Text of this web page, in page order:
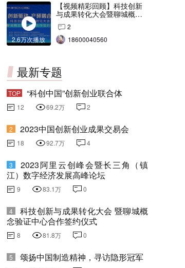
2.6万次播放
【视频精彩回顾】科技创新
与成果转化大会暨聊城概念
验证中心合作签约仪式
2
18600040560
最新专题
TOP “科创中国”创新创业联合体
12 69.2万 2
2 2023中国创新创业成果交易会
18 92.7万 4
3
2023阿里云创峰会暨长三角（镇
江）数字经济发展高峰论坛
9 83.1万 0
4
科技创新与成果转化大会 暨聊城概
念验证中心合作签约仪式
8 81.8万 0
5 颂扬中国制造精神，寻访隐形冠军